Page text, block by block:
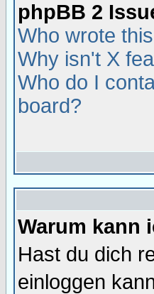
phpBB 2
Who wrote
Why isn't X
Who do I
board?
Warum kann
Hast du dich
einloggen